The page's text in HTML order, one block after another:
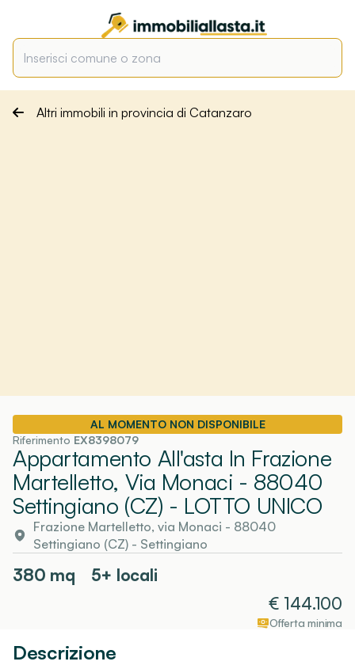
Altri immobili in provincia di Catanzaro
AL MOMENTO NON DISPONIBILE
Riferimento EX8398079
Appartamento All'asta In Frazione
Martelletto, Via Monaci - 88040
Settingiano (CZ) - LOTTO UNICO
Frazione Martelletto, via Monaci - 88040
Settingiano (CZ)- Settingiano
380 mq
5+ locali
€ 144.100
Offerta minima
Descrizione